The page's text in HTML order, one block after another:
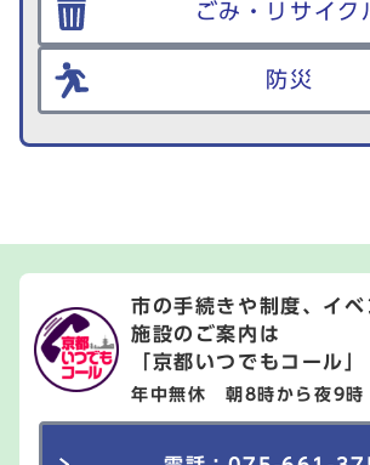
ごみ・リサイク
防災
市の手続きや制度、イベ
施設のご案内は
「京都いつでもコール」
年中無休 朝8時から夜9時